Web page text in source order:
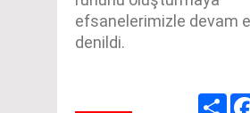
efsanelerimizle devam
denildi.